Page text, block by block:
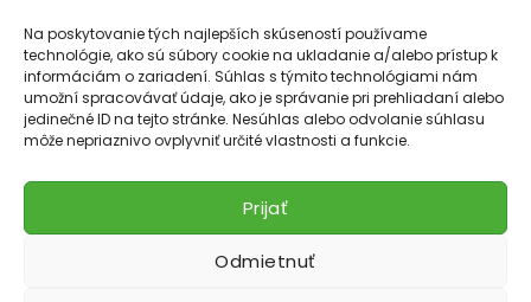
Na poskytovanie tých najlepších skúseností používame
technológie, ako sú súbory cookie na ukladanie a/alebo prístup k
informáciám o zariadení. Súhlas s týmito technológiami nám
umožní spracovávať údaje, ako je správanie pri prehliadaní alebo
jedinečné ID na tejto stránke. Nesúhlas alebo odvolanie súhlasu
môže nepriaznivo ovplyvniť určité vlastnosti a funkcie.
Prijať
Odmietnuť
+421918 530 888
Cookies